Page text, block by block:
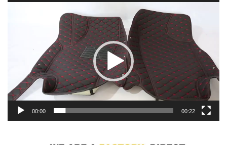
00:00 00:22